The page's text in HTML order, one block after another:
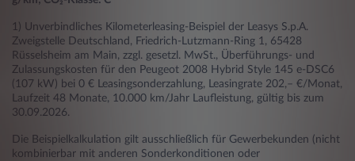
1) Unverbindliches Kilometerleasing-Beispiel der Leasys S.p.A.
Zweigstelle Deutschland, Friedrich-Lutzmann-Ring 1, 65428
Rüsselsheim am Main, zzgl. gesetzl. MwSt., Überführungs- und
Zulassungskosten für den Peugeot 2008 Hybrid Style 145 e-DSC6
(107 kW) bei 0 € Leasingsonderzahlung, Leasingrate 202,– €/Monat,
Laufzeit 48 Monate, 10.000 km/Jahr Laufleistung, gültig bis zum
30.09.2026.
Die Beispielkalkulation gilt ausschließlich für Gewerbekunden (nicht
kombinierbar mit anderen Sonderkonditionen oder